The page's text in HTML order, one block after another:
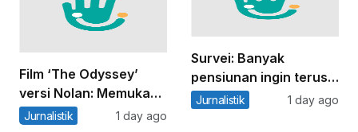
layanan kesehatan
lebih adil
Film ‘The Odyssey’
versi Nolan: Memukau
dan mendebarkan, tapi
Jurnalistik 1 day ago
Survei: Banyak
pensiunan ingin terus
bekerja bukan karena
Jurnalistik 1 day ago